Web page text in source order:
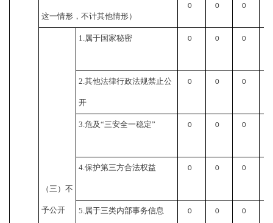
这一情形，不计其他情形）
0 0 0
（三）不
予公开
1.属于国家秘密 0 0 0
2.其他法律行政法规禁止公
开
0 0 0
3.危及“三安全一稳定” 0 0 0
4.保护第三方合法权益 0 0 0
5.属于三类内部事务信息 0 0 0